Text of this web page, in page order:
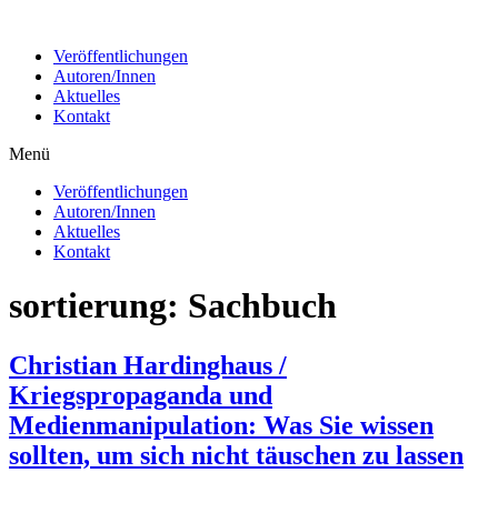
wechselnVeröffentlichungen
Autoren/Innen
Aktuelles
Kontakt
Menü
Veröffentlichungen
Autoren/Innen
Aktuelles
Kontakt
sortierung: Sachbuch
Christian Hardinghaus /
Kriegspropaganda und
Medienmanipulation: Was Sie wissen
sollten, um sich nicht täuschen zu lassen